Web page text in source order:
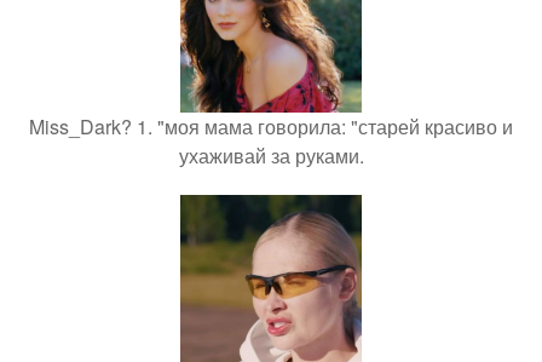
Miss_Dark? 1. "моя мама говорила: "старей красиво и
ухаживай за руками.